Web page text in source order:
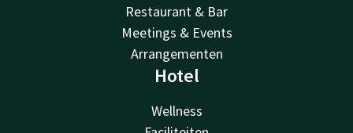
Restaurant & Bar
Meetings & Events
Arrangementen
Hotel
Wellness